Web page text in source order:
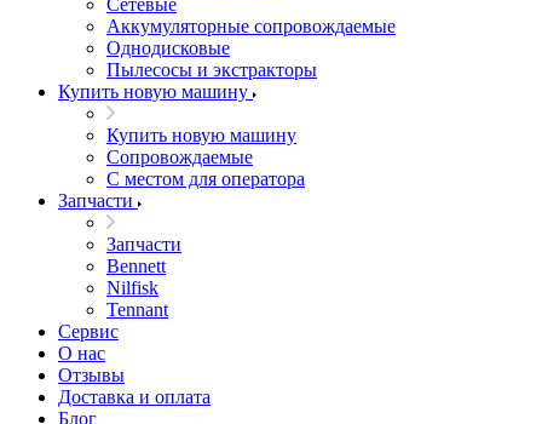
Сетевые
Аккумуляторные сопровождаемые
Однодисковые
Пылесосы и экстракторы
Купить новую машину
Купить новую машину
Сопровождаемые
С местом для оператора
Запчасти
Запчасти
Bennett
Nilfisk
Tennant
Сервис
О нас
Отзывы
Доставка и оплата
Блог